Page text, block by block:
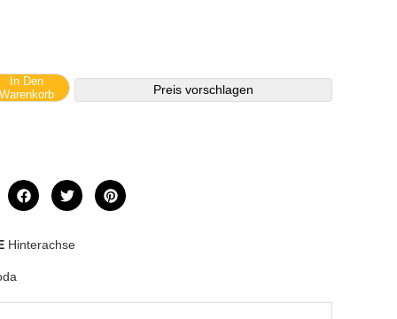
In Den
Warenkorb
Preis vorschlagen
Hinterachse